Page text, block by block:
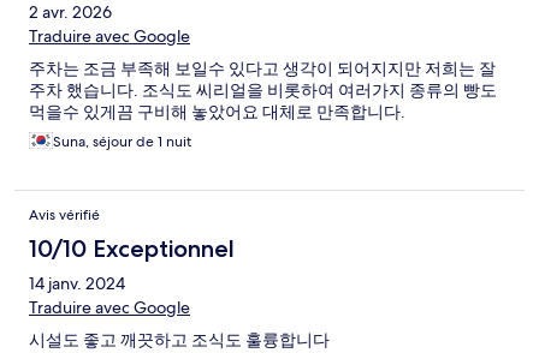
2 avr. 2026
Traduire avec Google
주차는 조금 부족해 보일수 있다고 생각이 되어지지만 저희는 잘
주차 했습니다. 조식도 씨리얼을 비롯하여 여러가지 종류의 빵도
먹을수 있게끔 구비해 놓았어요 대체로 만족합니다.
Suna, séjour de 1 nuit
Avis vérifié
10/10 Exceptionnel
14 janv. 2024
Traduire avec Google
시설도 좋고 깨끗하고 조식도 훌륭합니다